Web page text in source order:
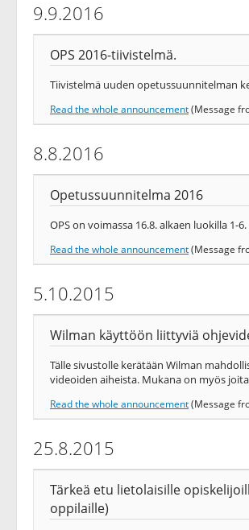
9.9.2016
OPS 2016-tiivistelmä.
Tiivistelmä uuden opetussuunnitelman
Read the whole announcement(Message
8.8.2016
Opetussuunnitelma 2016
OPS on voimassa 16.8. alkaen luokilla
Read the whole announcement(Message
5.10.2015
Wilman käyttöön liittyviä
Tälle sivustolle kerätään Wilman
videoiden aiheista. Mukana on myös
Read the whole announcement(Message
25.8.2015
Tärkeä etu lietolaisille
oppilaille)